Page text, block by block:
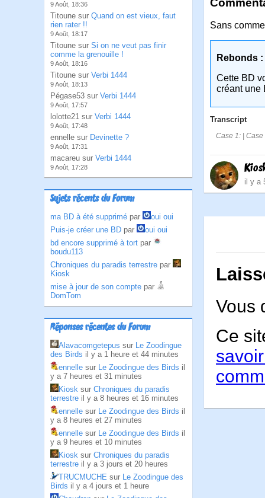
9 Août, 18:36
Titoune sur Quand on est vieux, faut
rien rater !!
9 Août, 18:17
Titoune sur Si on ne veut pas finir
comme la grenouille !
9 Août, 18:16
Titoune sur Verbi 1444
9 Août, 18:13
Pégase53 sur Verbi 1444
9 Août, 17:57
lolotte21 sur Verbi 1444
9 Août, 17:48
ennelle sur Devinette ?
9 Août, 17:31
macareu sur Verbi 1444
9 Août, 17:28
Sujets récents du Forum
ma BD à été supprimé par
oui oui
Puis-je créer une BD par
oui oui
bd encore supprimé à tort par
boudu113
Chroniques du paradis terrestre par
Kiosk
mise à jour de son compte par
DomTom
Réponses récentes du Forum
Alavacomgetepus sur Le Zoodingue
des Birds il y a 1 heure et 44 minutes
ennelle sur Le Zoodingue des Birds il
y a 7 heures et 31 minutes
Kiosk sur Chroniques du paradis
terrestre il y a 8 heures et 16 minutes
ennelle sur Le Zoodingue des Birds il
y a 8 heures et 27 minutes
ennelle sur Le Zoodingue des Birds il
y a 9 heures et 10 minutes
Kiosk sur Chroniques du paradis
terrestre il y a 3 jours et 20 heures
TRUCMUCHE sur Le Zoodingue des
Birds il y a 4 jours et 1 heure
Sans
Rebonds :
Cette BD
créant une
Transcript
Case 1: |
il y a
Vous
Ce